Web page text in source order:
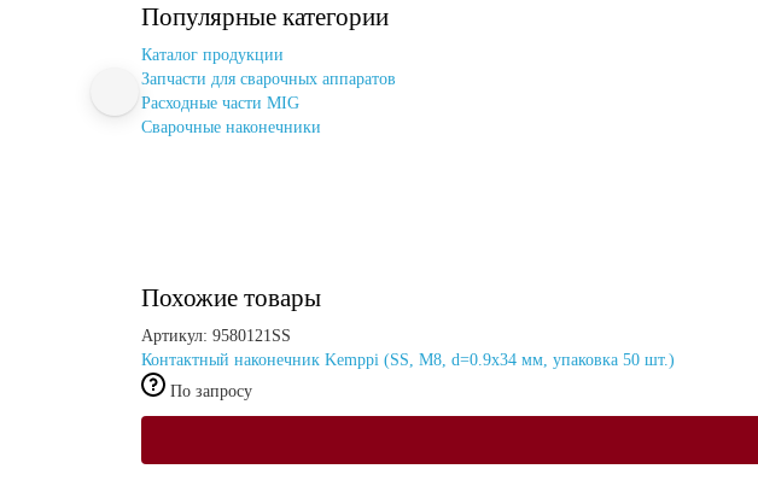
Популярные категории
Каталог продукции
Запчасти для сварочных аппаратов
Расходные части MIG
Сварочные наконечники
Похожие товары
Артикул: 9580121SS
Контактный наконечник Kemppi (SS, М8, d=0.9x34 мм, упаковка 50 шт.)
По запросу